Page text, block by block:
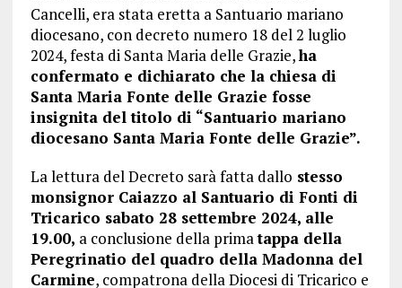
Cancelli, era stata eretta a Santuario mariano
diocesano, con decreto numero 18 del 2 luglio
2024, festa di Santa Maria delle Grazie,ha
confermato e dichiarato che la chiesa di
Santa Maria Fonte delle Grazie fosse
insignita del titolo di “Santuario mariano
diocesano Santa Maria Fonte delle Grazie”.
La lettura del Decreto sarà fatta dallo stesso
monsignor Caiazzo al Santuario di Fonti di
Tricarico sabato 28 settembre 2024, alle
19.00, a conclusione della primatappa della
Peregrinatio del quadro della Madonna del
Carmine, compatrona della Diocesi di Tricarico e